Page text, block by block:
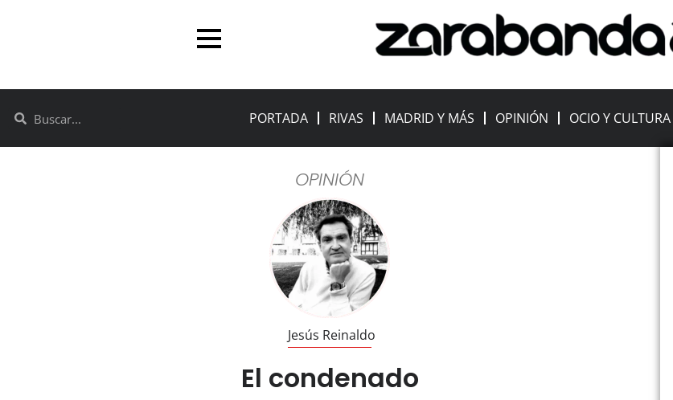
PORTADA RIVAS MADRID Y MÁS OPINIÓN OCIO Y CULTURA
OPINIÓN
Jesús Reinaldo
El condenado